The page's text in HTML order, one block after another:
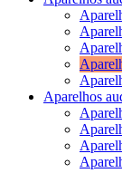
Aparelhos